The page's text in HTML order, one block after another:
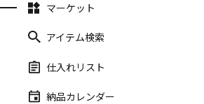
マーケット
アイテム検索
仕入れリスト
納品カレンダー